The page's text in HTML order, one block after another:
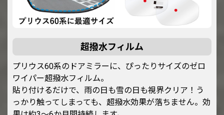
超撥水フィルム
プリウス60系のドアミラーに、ぴったりサイズのゼロ
ワイパー超撥水フィルム。
貼り付けるだけで、雨の日も雪の日も視界クリア！う
っかり触ってしまっても、超撥水効果が落ちません。効